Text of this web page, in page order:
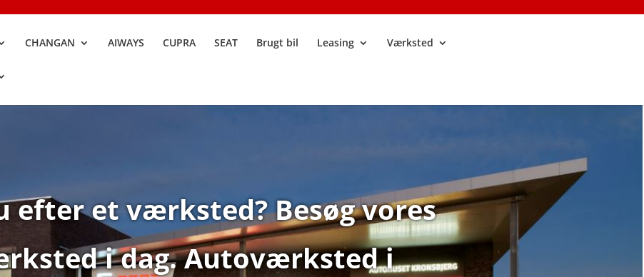
CHANGAN AIWAYS CUPRA SEAT Brugt bil Leasing Værksted
efter et værksted? Besøg vores
i dag. Autoværksted i